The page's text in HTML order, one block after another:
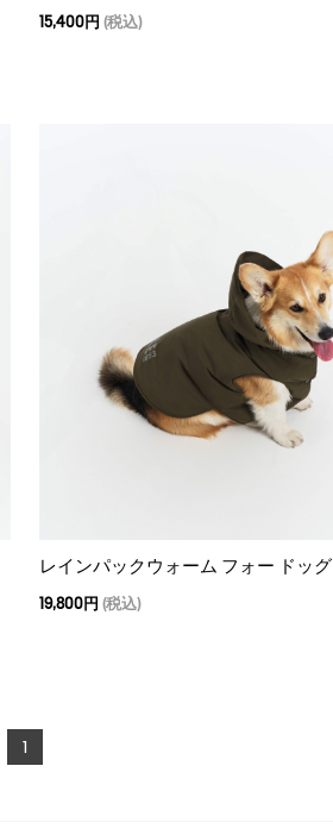
15,400円 (税込)
レインパックウォーム フォー ドッグ
19,800円 (税込)
1